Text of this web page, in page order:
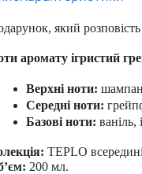
який
аромату ігристий
Верхні ноти:
Середні ноти:
Базові ноти: ваніль,
TEPLO
200 мл.